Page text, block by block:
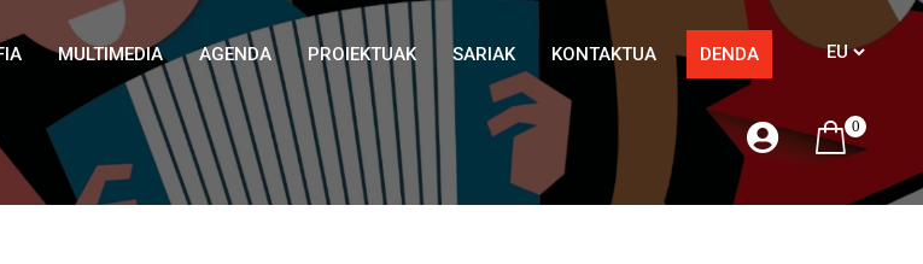
MULTIMEDIA AGENDA PROIEKTUAK SARIAK KONTAKTUA DENDA
0